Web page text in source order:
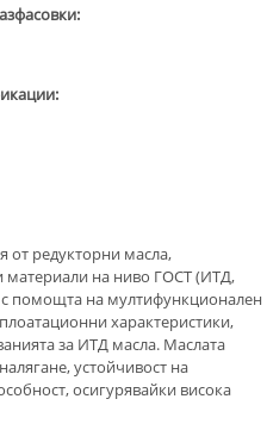
от редукторни масла,
материали на ниво ГОСТ (ИТД,
помощта на мултифункционален
характеристики,
за ИТД масла. Маслата
устойчивост на
осигурявайки висока